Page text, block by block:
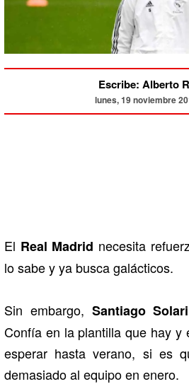
Escribe: Alberto
lunes, 19 noviembre
El Real Madrid necesita
lo sabe y ya busca galácticos.
Sin embargo, Santiago Solari
Confía en la plantilla que hay y
esperar hasta verano, si es
demasiado al equipo en enero.